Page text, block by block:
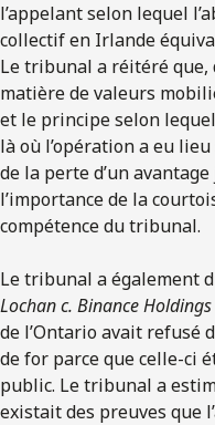
l’appelant selon lequel
collectif en Irlande
Le tribunal a réitéré que,
matière de valeurs
et le principe selon
là où l’opération a eu
de la perte d’un
l’importance de la
compétence du tribunal.
Le tribunal a également
Lochan c. Binance
de l’Ontario avait refusé
de for parce que celle-ci
public. Le tribunal a
existait des preuves que